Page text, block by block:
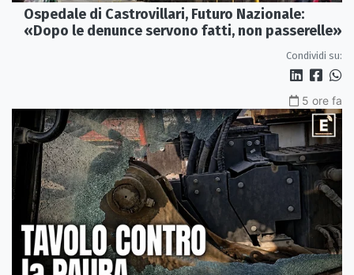
Ospedale di Castrovillari, Futuro Nazionale:
«Dopo le denunce servono fatti, non passerelle»
Condividi su:
5 ore fa